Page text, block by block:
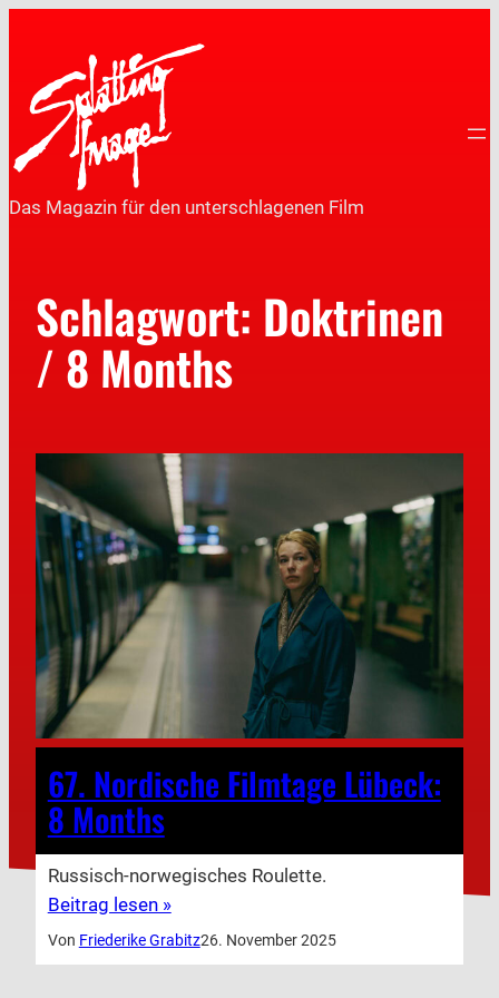
Das Magazin für den unterschlagenen Film
Schlagwort: Doktrinen
/ 8 Months
67. Nordische Filmtage Lübeck:
8 Months
Russisch-norwegisches Roulette.
Beitrag lesen »
Von Friederike Grabitz26. November 2025